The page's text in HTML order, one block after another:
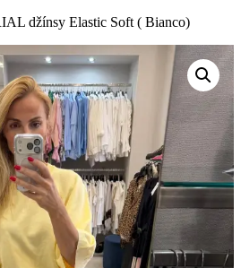
džínsy Elastic Soft ( Bianco)